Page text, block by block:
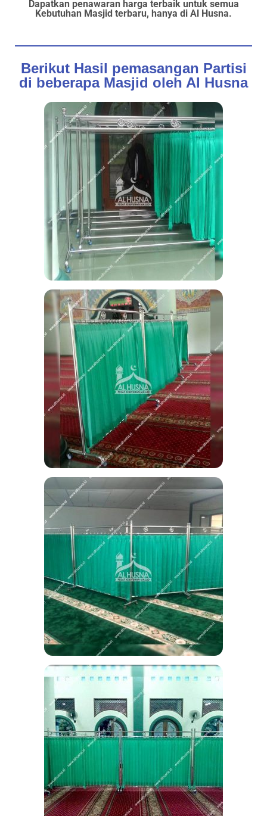
Dapatkan penawaran harga terbaik untuk semua
Kebutuhan Masjid terbaru, hanya di Al Husna.
Berikut Hasil pemasangan Partisi
di beberapa Masjid oleh Al Husna